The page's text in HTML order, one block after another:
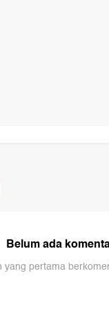
Belum ada
yang pertama